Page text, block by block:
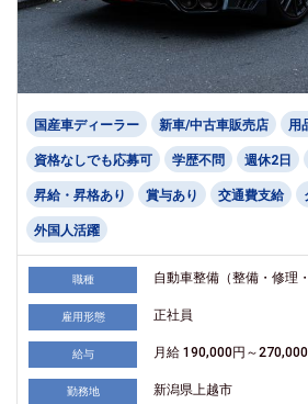
国産車ディーラー 新車/中古車販売店 用
資格なしでも応募可 学歴不問 週休2日
昇給・昇格あり 賞与あり 交通費支給
外国人活躍
職種 自動車整備（整備・修理
雇用形態 正社員
給与 月給 190,000円～
勤務地 新潟県上越市